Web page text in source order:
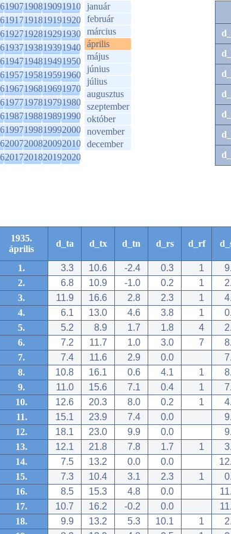
1907190819091910
1917191819191920
1927192819291930
1937193819391940
1947194819491950
1957195819591960
1967196819691970
1977197819791980
1987198819891990
1997199819992000
2007200820092010
2017201820192020
január
február
március
április
május
június
július
augusztus
szeptember
október
november
december
1935.
április
d_ta d_tx d_tn d_rs d_rf
1. 3.3 10.6 -2.4 0.3 1
2.
6.8 10.9 -1.0 0.2 1
3.
11.9 16.6 2.8 2.3 1
4.
6.1 13.0 4.6 3.8 1
5.
5.2 8.9 1.7 1.8 4
6.
7.2 11.7 1.0 3.0 7
7.
7.4 11.6 2.9 0.0
8.
10.8 16.1 0.6 4.1 1
9.
11.0 15.6 7.1 0.4 1
10.
12.6 20.3 8.0 0.2 1
11.
15.1 23.9 7.4 0.0
12.
18.1 23.0 9.9 0.0
13.
12.1 21.8 7.8 1.7 1
14.
7.5 13.2 0.0 0.0
15.
7.3 10.4 3.1 2.3 1
16.
8.5 15.3 4.8 0.0
17.
10.7 16.2 -0.2 0.0
18.
9.9 13.2 5.3 10.1 1